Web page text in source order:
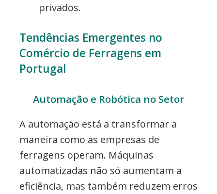
privados.
Tendências Emergentes no
Comércio de Ferragens em
Portugal
Automação e Robótica no Setor
A automação está a transformar a
maneira como as empresas de
ferragens operam. Máquinas
automatizadas não só aumentam a
eficiência, mas também reduzem erros